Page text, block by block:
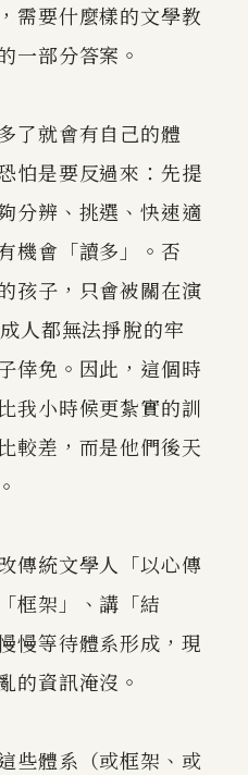
需要什麼樣的文學教
一部分答案。
了就會有自己的體
怕是要反過來：先提
分辨、挑選、快速適
機會「讀多」。否
孩子，只會被關在演
人都無法掙脫的牢
倖免。因此，這個時
我小時候更紮實的訓
較差，而是他們後天
傳統文學人「以心傳
框架」、講「結
慢等待體系形成，現
的資訊淹沒。
些體系（或框架、或